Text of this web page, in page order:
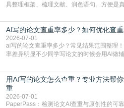
具整理框架、梳理文献、润色语句。方便是
五遍还是过不了预检测的大有人在，这时候
站，就能少走好多弯路。PaperPass：守护
容的学术合规痛点去年帮一个本科师弟改
AI写的论文查重率多少？如何优化查
2026-07-01
ai写的论文查重率多少？常见结果范围整理
率差异明显不少同学写论文的时候会用AI做
实际情况和大家想的不太一样。AI训练依赖
内容本质是按照语义概率拼接已有内容，很
直接引用整段已有内容，所以查重率偏高是
用AI写的论文怎么查重？专业方法帮
重
2026-07-01
PaperPass：检测论文AI查重与原创性的可